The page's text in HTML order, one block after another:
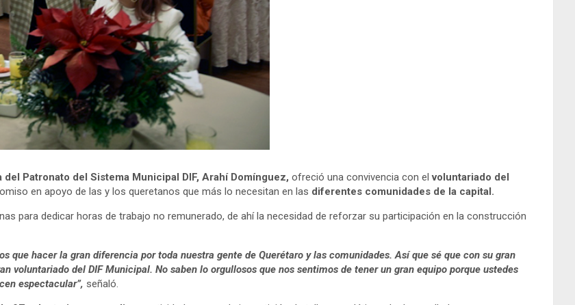
Patronato del Sistema Municipal DIF, Arahí Domínguez, ofreció una convivencia con elvoluntariado del
en apoyo de las y los queretanos que más lo necesitan en las diferentes comunidades de la capital.
para dedicar horas de trabajo no remunerado, de ahí la necesidad de reforzar su participación en la construcción
que hacer la gran diferencia por toda nuestra gente de Querétaro y las comunidades. Así que sé que con su gran
voluntariado del DIF Municipal. No saben lo orgullosos que nos sentimos de tener un gran equipo porque ustedes
espectacular”, señaló.